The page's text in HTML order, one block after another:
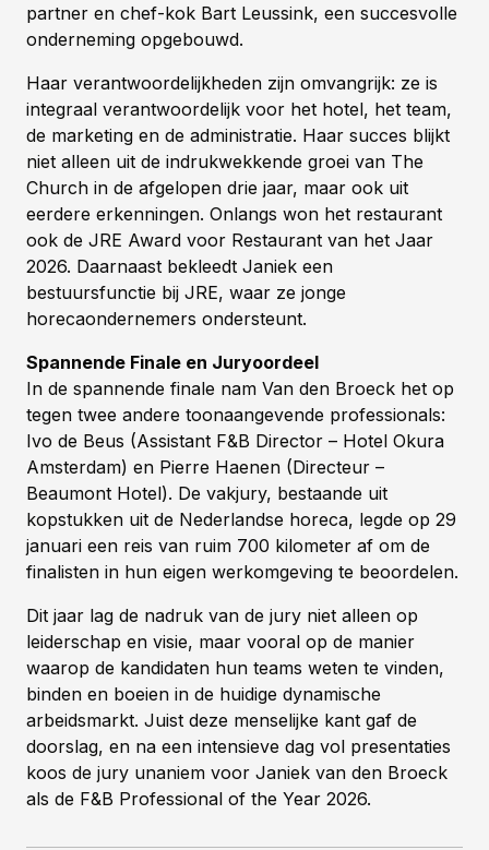
partner en chef-kok Bart Leussink, een succesvolle
onderneming opgebouwd.
Haar verantwoordelijkheden zijn omvangrijk: ze is
integraal verantwoordelijk voor het hotel, het team,
de marketing en de administratie. Haar succes blijkt
niet alleen uit de indrukwekkende groei van The
Church in de afgelopen drie jaar, maar ook uit
eerdere erkenningen. Onlangs won het restaurant
ook de JRE Award voor Restaurant van het Jaar
2026. Daarnaast bekleedt Janiek een
bestuursfunctie bij JRE, waar ze jonge
horecaondernemers ondersteunt.
Spannende Finale en Juryoordeel
In de spannende finale nam Van den Broeck het op
tegen twee andere toonaangevende professionals:
Ivo de Beus (Assistant F&B Director – Hotel Okura
Amsterdam) en Pierre Haenen (Directeur –
Beaumont Hotel). De vakjury, bestaande uit
kopstukken uit de Nederlandse horeca, legde op 29
januari een reis van ruim 700 kilometer af om de
finalisten in hun eigen werkomgeving te beoordelen.
Dit jaar lag de nadruk van de jury niet alleen op
leiderschap en visie, maar vooral op de manier
waarop de kandidaten hun teams weten te vinden,
binden en boeien in de huidige dynamische
arbeidsmarkt. Juist deze menselijke kant gaf de
doorslag, en na een intensieve dag vol presentaties
koos de jury unaniem voor Janiek van den Broeck
als de F&B Professional of the Year 2026.